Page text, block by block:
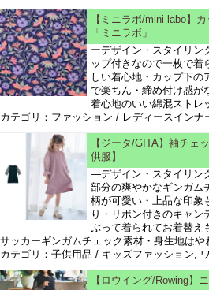
【ミニラボ/mini labo】
「ミニラボ」
ーデザイン・スタイリン
ップ付きなので一枚で着
しい着心地・カップ下の
で楽ちん・締め付け感が
着心地のいい綿混ストレ
カテゴリ：ファッション / レディースインナ
【ジータ/GITA】袖チェ
供服】
―デザイン・スタイリン
部分の爽やかなギンガム
柄が可愛い・上品な印象
り・リボン付きのキャン
ぶって着られてお着替
サッカーギンガムチェック素材・身生地は
カテゴリ：子供用品 / キッズファッション,
【ロウイング/Rowing】